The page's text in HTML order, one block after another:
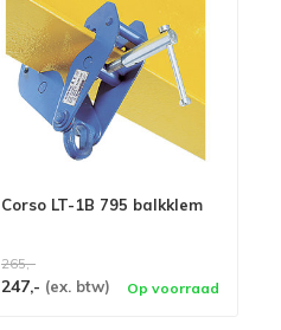
Corso LT-1B 795 balkklem
265,-
247,- (ex. btw) Op voorraad